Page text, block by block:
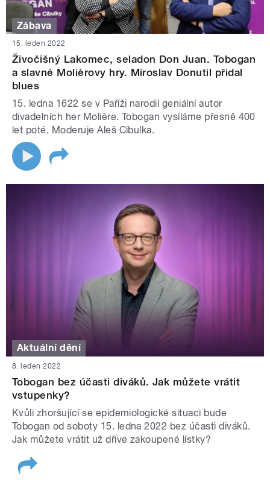
Zábava
15. leden 2022
Živočišný Lakomec, seladon Don Juan. Tobogan
a slavné Molièrovy hry. Miroslav Donutil přidal
blues
15. ledna 1622 se v Paříži narodil geniální autor
divadelních her Molière. Tobogan vysíláme přesně 400
let poté. Moderuje Aleš Cibulka.
Aktuální dění
8. leden 2022
Tobogan bez účasti diváků. Jak můžete vrátit
vstupenky?
Kvůli zhoršující se epidemiologické situaci bude
Tobogan od soboty 15. ledna 2022 bez účasti diváků.
Jak můžete vrátit už dříve zakoupené lístky?